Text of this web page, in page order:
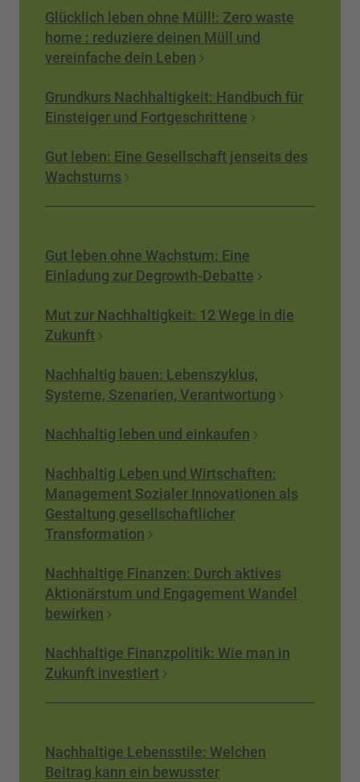
Glücklich leben ohne Müll!: Zero waste
home : reduziere deinen Müll und
vereinfache dein Leben
Grundkurs Nachhaltigkeit: Handbuch für
Einsteiger und Fortgeschrittene
Gut leben: Eine Gesellschaft jenseits des
Wachstums
Gut leben ohne Wachstum: Eine
Einladung zur Degrowth-Debatte
Mut zur Nachhaltigkeit: 12 Wege in die
Zukunft
Nachhaltig bauen: Lebenszyklus,
Systeme, Szenarien, Verantwortung
Nachhaltig leben und einkaufen
Nachhaltig Leben und Wirtschaften:
Management Sozialer Innovationen als
Gestaltung gesellschaftlicher
Transformation
Nachhaltige Finanzen: Durch aktives
Aktionärstum und Engagement Wandel
bewirken
Nachhaltige Finanzpolitik: Wie man in
Zukunft investiert
Nachhaltige Lebensstile: Welchen
Beitrag kann ein bewusster